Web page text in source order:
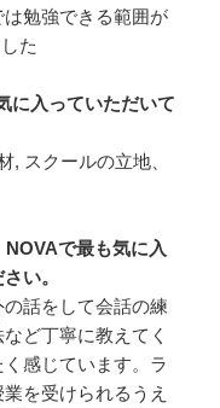
勉強できる範囲が
た
に入っていただいて
, スクールの立地、
で最も気に入
い。
話をして会話の練
ど丁寧に教えてく
感じています。ラ
を受けられるうえ